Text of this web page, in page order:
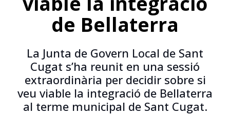
de Bellaterra
La Junta de Govern Local de Sant
Cugat s’ha reunit en una sessió
extraordinària per decidir sobre si
veu viable la integració de Bellaterra
al terme municipal de Sant Cugat.